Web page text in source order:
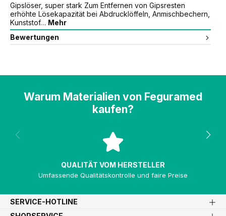
Gipslöser, super stark Zum Entfernen von Gipsresten
erhöhte Lösekapazität bei Abdrucklöffeln, Anmischbechern,
Kunststof… Mehr
Bewertungen
Warum Materialien von Feguramed
kaufen?
QUALITÄT VOM HERSTELLER
Umfassende Qualitätskontrolle und faire Preise
SERVICE-HOTLINE